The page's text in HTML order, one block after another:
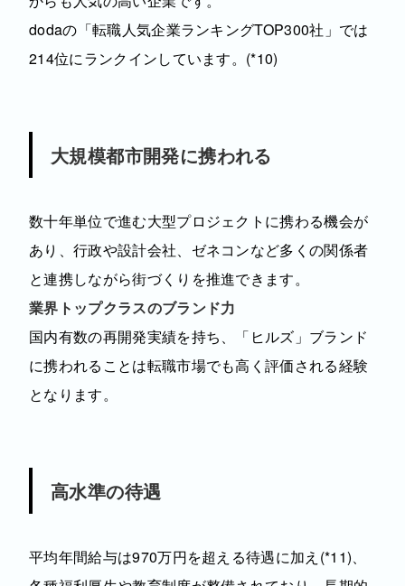
dodaの「転職人気企業ランキングTOP300社」では
214位にランクインしています。(*10)
大規模都市開発に携われる
数十年単位で進む大型プロジェクトに携わる機会が
あり、行政や設計会社、ゼネコンなど多くの関係者
と連携しながら街づくりを推進できます。
業界トップクラスのブランド力
国内有数の再開発実績を持ち、「ヒルズ」ブランド
に携われることは転職市場でも高く評価される経験
となります。
高水準の待遇
平均年間給与は970万円を超える待遇に加え(*11)、